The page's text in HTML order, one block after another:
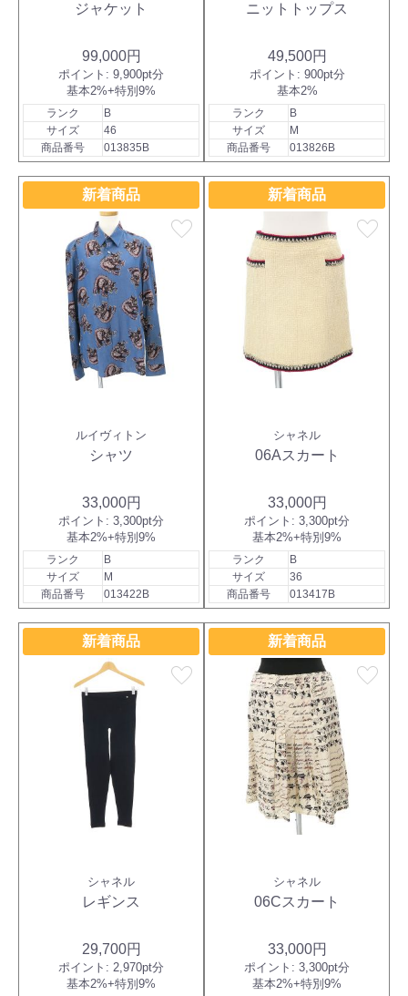
ジャケット
99,000円
ポイント: 9,900pt分
基本2%+特別9%
ランク
B
サイズ
46
商品番号
013835B
ニットトップス
49,500円
ポイント: 900pt分
基本2%
ランク
B
サイズ
M
商品番号
013826B
新着商品
favorite
ルイヴィトン
シャツ
33,000円
ポイント: 3,300pt分
基本2%+特別9%
ランク
B
サイズ
M
商品番号
013422B
新着商品
favorite
シャネル
06Aスカート
33,000円
ポイント: 3,300pt分
基本2%+特別9%
ランク
B
サイズ
36
商品番号
013417B
新着商品
favorite
シャネル
レギンス
29,700円
ポイント: 2,970pt分
基本2%+特別9%
新着商品
favorite
シャネル
06Cスカート
33,000円
ポイント: 3,300pt分
基本2%+特別9%